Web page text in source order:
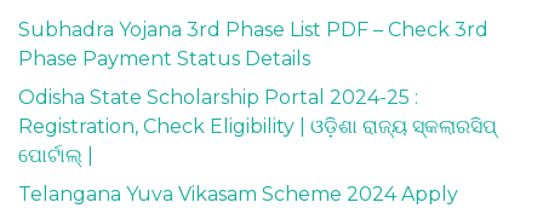
Subhadra Yojana 3rd Phase List PDF – Check 3rd
Phase Payment Status Details
Odisha State Scholarship Portal 2024-25 :
Registration, Check Eligibility | ଓଡ଼ିଶା ରାଜ୍ୟ ସ୍କଲାରସିପ୍
ପୋର୍ଟାଲ୍ |
Telangana Yuva Vikasam Scheme 2024 Apply